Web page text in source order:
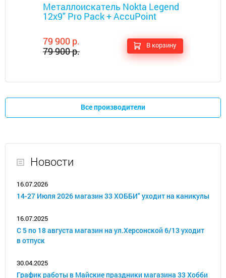
Металлоискатель Nokta Legend
12x9" Pro Pack + AccuPoint
79 900 р.
79 900 р.
В корзину
Все производители
Новости
16.07.2026
14-27 Июля 2026 магазин 33 ХОББИ" уходит на каникулы
16.07.2025
С 5 по 18 августа магазин на ул.Херсонской 6/13 уходит
в отпуск
30.04.2025
График работы в Майские праздники магазина 33 Хобби